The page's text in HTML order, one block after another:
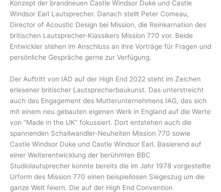
Konzept der brandneuen Castle Windsor Duke und Castle
Windsor Earl Lautsprecher. Danach stellt Peter Comeau,
Director of Acoustic Design bei Mission, die Reinkarnation des
britischen Lautsprecher-Klassikers Mission 770 vor. Beide
Entwickler stehen im Anschluss an ihre Vorträge für Fragen und
persönliche Gespräche gerne zur Verfügung.
Der Auftritt von IAD auf der High End 2022 steht im Zeichen
erlesener britischer Lautsprecherbaukunst. Das unterstreicht
auch das Engagement des Mutterunternehmens IAG, das sich
mit einem neu gebauten eigenen Werk in England auf die Werte
von “Made in the UK” fokussiert. Dort entstehen auch die
spannenden Schallwandler-Neuheiten Mission 770 sowie
Castle Windsor Duke und Castle Windsor Earl. Basierend auf
einer Weiterentwicklung der berühmten BBC
Studiolautsprecher konnte bereits die im Jahr 1978 vorgestellte
Urform des Mission 770 einen beispiellosen Siegeszug um die
ganze Welt feiern. Die auf der High End Convention